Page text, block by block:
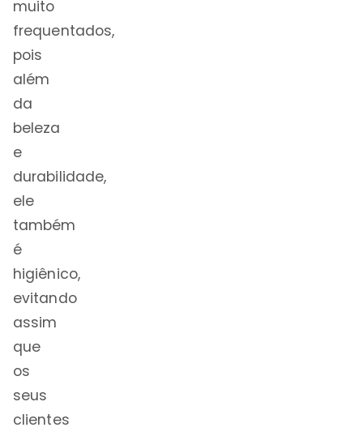
muito
frequentados,
pois
além
da
beleza
e
durabilidade,
ele
também
é
higiênico,
evitando
assim
que
os
seus
clientes